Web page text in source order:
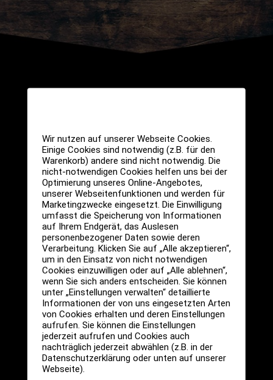
Elisabethstraße 6
52062 Aachen
Tel.: 024190101590
Generelle Anfragen und Tastings:
info@hopfenundmalz.de
Rund ums Brauen (Braukurse etc.):
info@hopfenundmalz.de
Wir nutzen auf unserer Webseite Cookies.
Einige Cookies sind notwendig (z.B. für den
Warenkorb) andere sind nicht notwendig. Die
nicht-notwendigen Cookies helfen uns bei der
Optimierung unseres Online-Angebotes,
unserer Webseitenfunktionen und werden für
Marketingzwecke eingesetzt. Die Einwilligung
umfasst die Speicherung von Informationen
auf Ihrem Endgerät, das Auslesen
personenbezogener Daten sowie deren
Verarbeitung. Klicken Sie auf „Alle akzeptieren“,
um in den Einsatz von nicht notwendigen
Cookies einzuwilligen oder auf „Alle ablehnen“,
wenn Sie sich anders entscheiden. Sie können
unter „Einstellungen verwalten“ detaillierte
Informationen der von uns eingesetzten Arten
von Cookies erhalten und deren Einstellungen
aufrufen. Sie können die Einstellungen
jederzeit aufrufen und Cookies auch
nachträglich jederzeit abwählen (z.B. in der
Datenschutzerklärung oder unten auf unserer
Webseite).